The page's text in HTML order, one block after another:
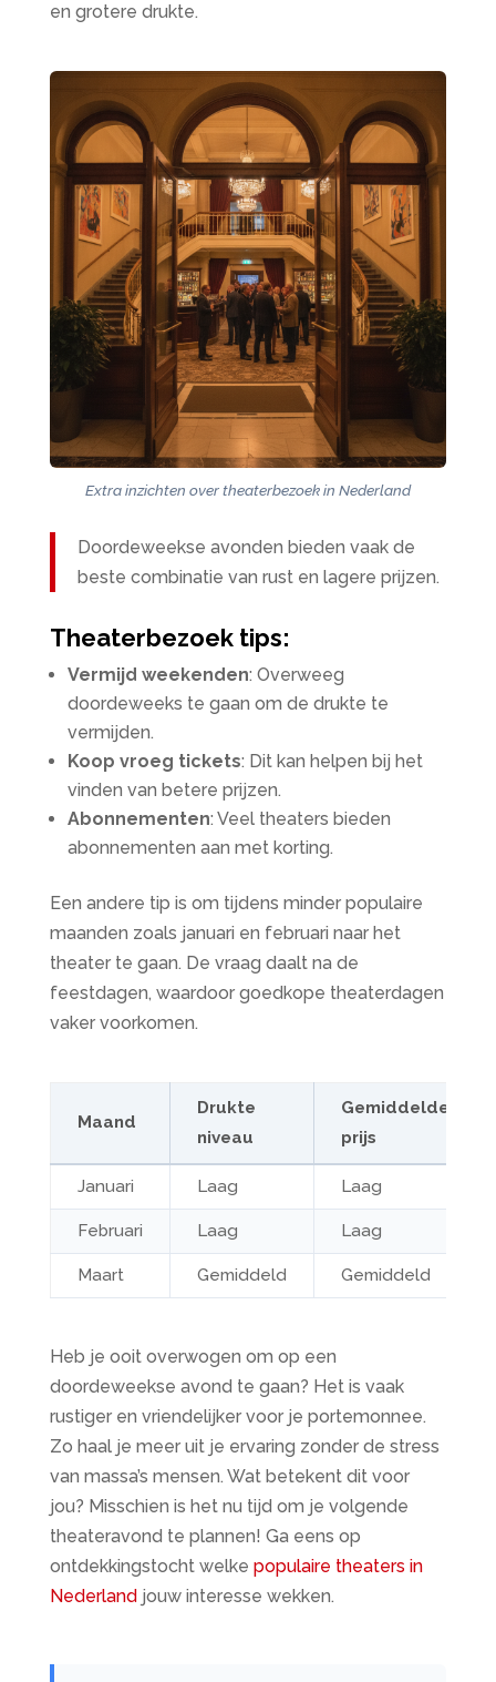
en grotere drukte.
Extra inzichten over theaterbezoek in Nederland
Doordeweekse avonden bieden vaak de
beste combinatie van rust en lagere prijzen.
Theaterbezoek tips:
Vermijd weekenden: Overweeg
doordeweeks te gaan om de drukte te
vermijden.
Koop vroeg tickets: Dit kan helpen bij het
vinden van betere prijzen.
Abonnementen: Veel theaters bieden
abonnementen aan met korting.
Een andere tip is om tijdens minder populaire
maanden zoals januari en februari naar het
theater te gaan. De vraag daalt na de
feestdagen, waardoor goedkope theaterdagen
vaker voorkomen.
Maand
Drukte
niveau
Gemiddelde
prijs
Januari Laag Laag
Februari Laag Laag
Maart Gemiddeld Gemiddeld
Heb je ooit overwogen om op een
doordeweekse avond te gaan? Het is vaak
rustiger en vriendelijker voor je portemonnee.
Zo haal je meer uit je ervaring zonder de stress
van massa’s mensen. Wat betekent dit voor
jou? Misschien is het nu tijd om je volgende
theateravond te plannen! Ga eens op
ontdekkingstocht welke populaire theaters in
Nederlandjouw interesse wekken.